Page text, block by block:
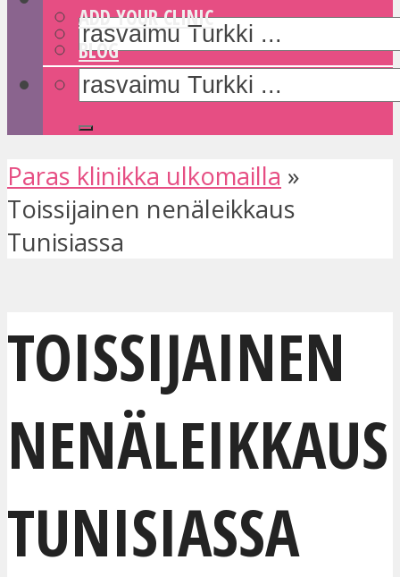
ADD YOUR CLINIC
BLOG
Paras klinikka ulkomailla »
Toissijainen nenäleikkaus
Tunisiassa
TOISSIJAINEN
NENÄLEIKKAUS
TUNISIASSA